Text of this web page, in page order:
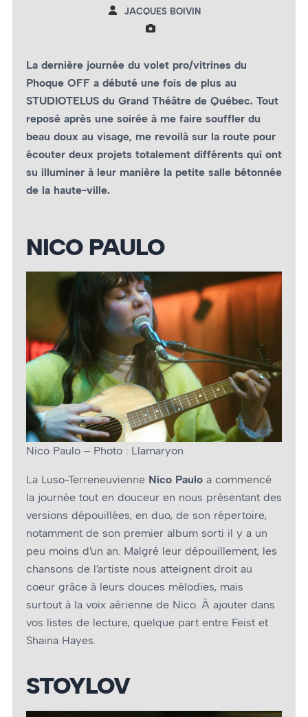
JACQUES BOIVIN
La dernière journée du volet pro/vitrines du
Phoque OFF a débuté une fois de plus au
STUDIOTELUS du Grand Théâtre de Québec. Tout
reposé après une soirée à me faire souffler du
beau doux au visage, me revoilà sur la route pour
écouter deux projets totalement différents qui ont
su illuminer à leur manière la petite salle bétonnée
de la haute-ville.
NICO PAULO
Nico Paulo – Photo : Llamaryon
La Luso-Terreneuvienne Nico Paulo a commencé
la journée tout en douceur en nous présentant des
versions dépouillées, en duo, de son répertoire,
notamment de son premier album sorti il y a un
peu moins d’un an. Malgré leur dépouillement, les
chansons de l’artiste nous atteignent droit au
coeur grâce à leurs douces mélodies, mais
surtout à la voix aérienne de Nico. À ajouter dans
vos listes de lecture, quelque part entre Feist et
Shaina Hayes.
STOYLOV